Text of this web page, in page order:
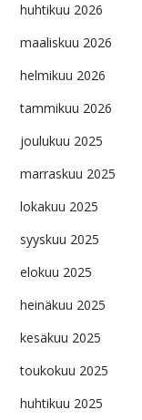
huhtikuu 2026
maaliskuu 2026
helmikuu 2026
tammikuu 2026
joulukuu 2025
marraskuu 2025
lokakuu 2025
syyskuu 2025
elokuu 2025
heinäkuu 2025
kesäkuu 2025
toukokuu 2025
huhtikuu 2025